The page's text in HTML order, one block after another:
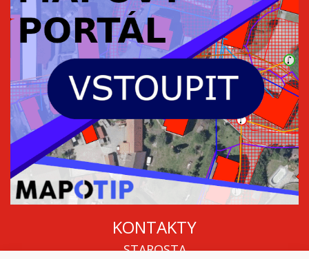
KONTAKTY
STAROSTA